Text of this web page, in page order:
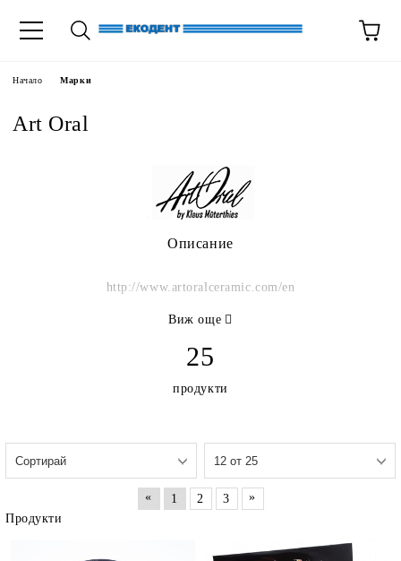
Начало Марки
Art Oral
Описание
http://www.artoralceramic.com/en
Виж още
25
продукти
« 1 2 3
»
Продукти